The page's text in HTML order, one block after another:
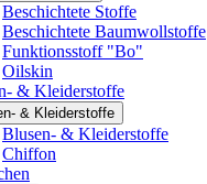
Beschichtete Stoffe
Beschichtete Baumwollstoffe
Funktionsstoff "Bo"
Oilskin
& Kleiderstoffe
& Kleiderstoffe
Blusen- & Kleiderstoffe
Chiffon